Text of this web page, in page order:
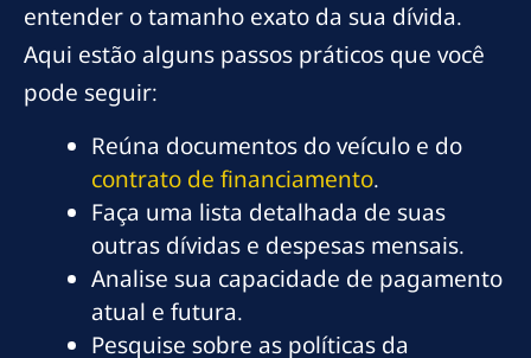
entender o tamanho exato da sua dívida.
Aqui estão alguns passos práticos que você
pode seguir:
Reúna documentos do veículo e do
contrato de financiamento.
Faça uma lista detalhada de suas
outras dívidas e despesas mensais.
Analise sua capacidade de pagamento
atual e futura.
Pesquise sobre as políticas da